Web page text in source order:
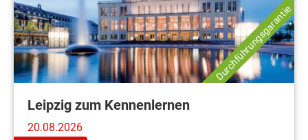
Durchführungsgarantie
Leipzig zum Kennenlernen
20.08.2026